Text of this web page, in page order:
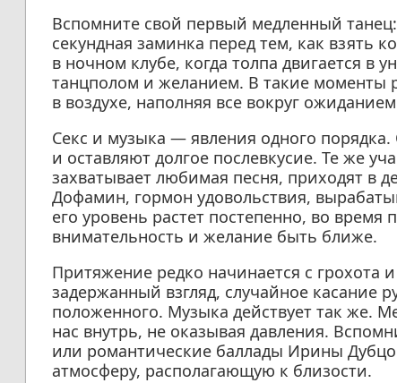
Вспомните свой первый медленный
секундная заминка перед тем, как взять
в ночном клубе, когда толпа двигается
танцполом и желанием. В такие моменты
в воздухе, наполняя все вокруг
Секс и музыка — явления одного
и оставляют долгое послевкусие. Те же
захватывает любимая песня, приходят в
Дофамин, гормон удовольствия,
его уровень растет постепенно, во
внимательность и желание быть ближе.
Притяжение редко начинается с грохота
задержанный взгляд, случайное касание
положенного. Музыка действует так же.
нас внутрь, не оказывая давления.
или романтические баллады Ирины
атмосферу, располагающую к близости.